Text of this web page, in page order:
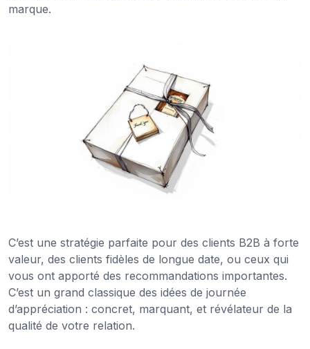
marque.
C’est une stratégie parfaite pour des clients B2B à forte
valeur, des clients fidèles de longue date, ou ceux qui
vous ont apporté des recommandations importantes.
C’est un grand classique des idées de journée
d’appréciation : concret, marquant, et révélateur de la
qualité de votre relation.